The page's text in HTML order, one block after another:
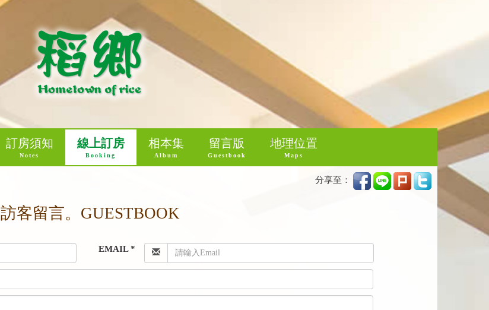
訂房須知
Notes
線上訂房
Booking
相本集
Album
留言版
Guestbook
地理位置
Maps
分享至：
訪客留言。GUESTBOOK
EMAIL *